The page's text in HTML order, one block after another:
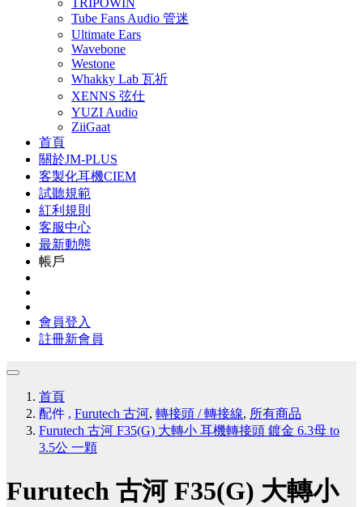
TRIPOWIN
Tube Fans Audio 管迷
Ultimate Ears
Wavebone
Westone
Whakky Lab 瓦祈
XENNS 弦仕
YUZI Audio
ZiiGaat
首頁
關於JM-PLUS
客製化耳機CIEM
試聽規範
紅利規則
客服中心
最新動態
帳戶
會員登入
註冊新會員
首頁
配件 , Furutech 古河, 轉接頭 / 轉接線, 所有商品
Furutech 古河 F35(G) 大轉小 耳機轉接頭 鍍金 6.3母 to
3.5公 一顆
Furutech 古河 F35(G) 大轉小